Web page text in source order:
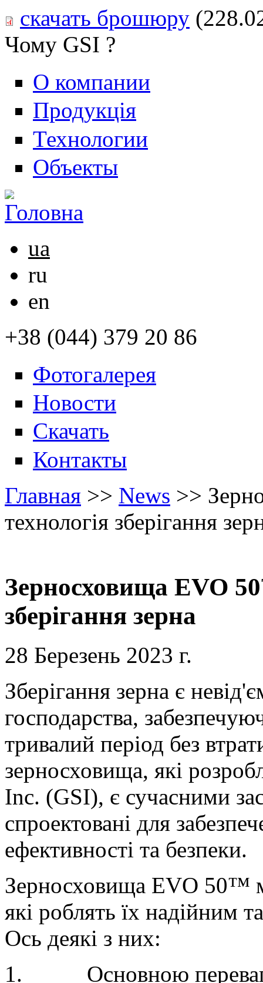
скачать брошюру
Чому GSI ?
О компании
Продукція
Технологии
Объекты
ua
ru
en
+38 (044) 379 20 86
Фотогалерея
Новости
Скачать
Контакты
Главная >> News >>
технологія зберігання
Зерносховища EVO
зберігання зерна
28 Березень 2023 г.
Зберігання зерна є
господарства,
тривалий період без
зерносховища, які
Inc. (GSI), є сучасними
спроектовані для
ефективності та безпеки.
Зерносховища EVO 50™
які роблять їх надійним
Ось деякі з них:
1.
Основною